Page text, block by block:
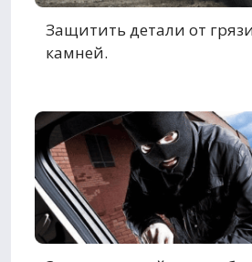
Защитить детали от
камней.